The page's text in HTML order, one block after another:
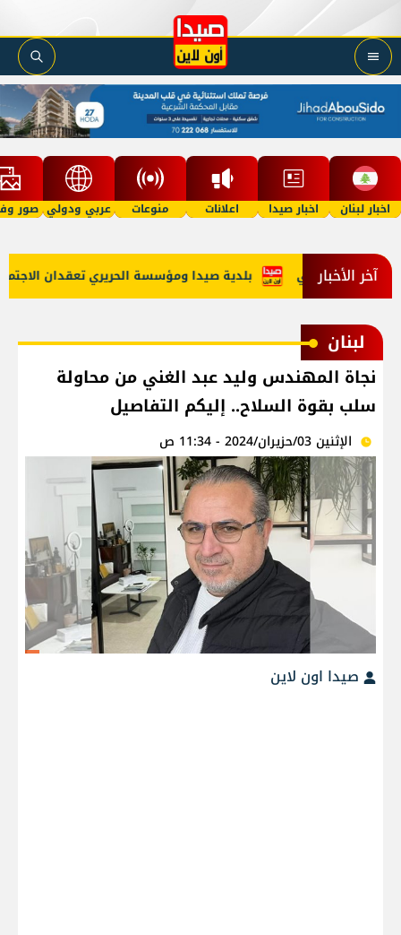
اخبار لبنان اخبار صيدا اعلانات منوعات عربي ودولي صور
آخر الأخبار بلدية صيدا ومؤسسة الحريري تعقدان الاجتماع الاستراتيجي
لبنان
نجاة المهندس وليد عبد الغني من محاولة
سلب بقوة السلاح.. إليكم التفاصيل
الإثنين 03/حزيران/2024 - 11:34 ص
صيدا اون لاين